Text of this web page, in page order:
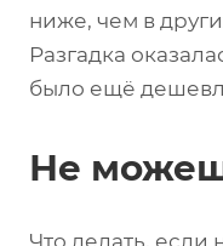
ниже, чем в
Разгадка
было ещё
Не
Что делать, если